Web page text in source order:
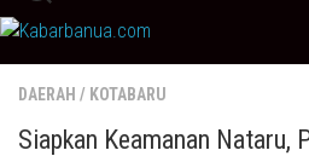
Skip
to
content
DAERAH / KOTABARU
Siapkan Keamanan Nataru,